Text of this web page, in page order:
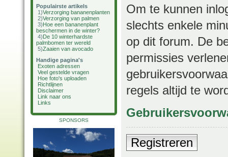
Populairste artikels
1)Verzorging bananenplanten
2)Verzorging van palmen
3)Hoe een bananenplant
beschermen in de winter?
4)De 10 winterhardste
palmbomen ter wereld
5)Zaaien van avocado
Handige pagina's
Exoten adressen
Veel gestelde vragen
Hoe foto's uploaden
Richtlijnen
Disclaimer
Link naar ons
Links
SPONSORS
Om te kunnen
slechts enkele
op dit forum. De
permissies
regels altijd te
Registreren